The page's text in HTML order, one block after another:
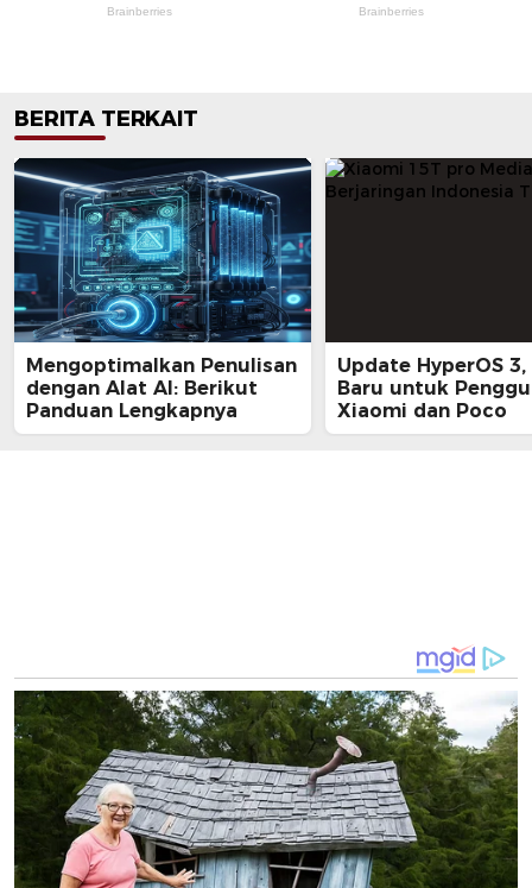
BERITA TERKAIT
Mengoptimalkan Penulisan
dengan Alat AI: Berikut
Panduan Lengkapnya
Update HyperOS
Baru untuk
Xiaomi dan Poco